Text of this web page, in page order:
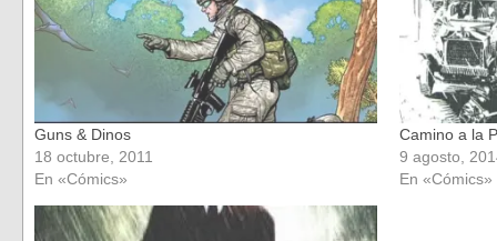
Guns & Dinos
18 octubre, 2011
En «Cómics»
Camino a la
9 agosto,
En «Cómics»